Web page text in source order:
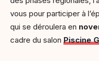
vous pour participer à
qui se déroulera en
cadre du salon Piscine